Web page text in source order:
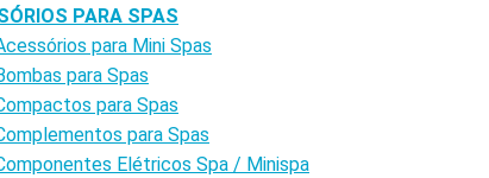
PARA SPAS
para Mini Spas
para Spas
para Spas
para Spas
Elétricos Spa / Minispa